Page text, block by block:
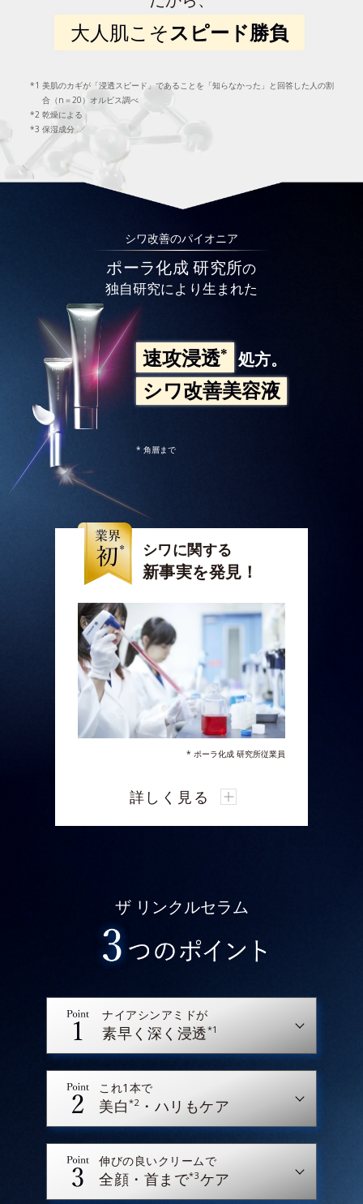
大人肌こそスピード勝負
美肌のカギが「浸透スピード」であることを「知らなかった」と回答した人の割
合（n＝20）オルビス調べ
乾燥による
保湿成分
シワ改善のパイオニア
ポーラ化成 研究所の
独自研究により生まれた
速攻浸透* 処方。
シワ改善美容液
* 角層まで
シワに関する
新事実を発見！
* ポーラ化成 研究所従業員
「遊走」に着目。
真皮の線維芽細胞の「遊走」には“細胞
見しました。
オルビスは、細胞が修復箇所に素早く駆
けつける「遊走」から“スピード”に着
高めた新処方を採用。
に挑みました。
詳しく見る
ザ リンクルセラム
ナイアシンアミドが
素早く深く浸透*1
これ1本で
美白*2 ・ハリもケア
伸びの良いクリームで
全顔・首まで*3ケア